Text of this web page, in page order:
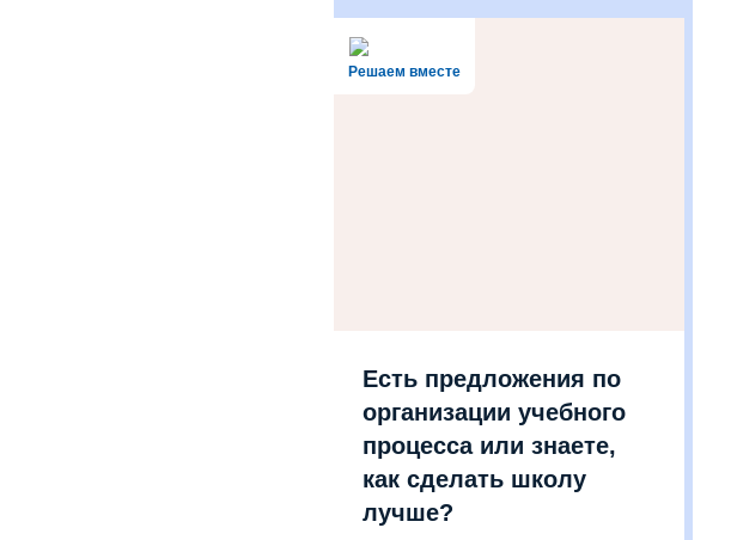
Решаем вместе
Есть предложения по
организации учебного
процесса или знаете,
как сделать школу
лучше?